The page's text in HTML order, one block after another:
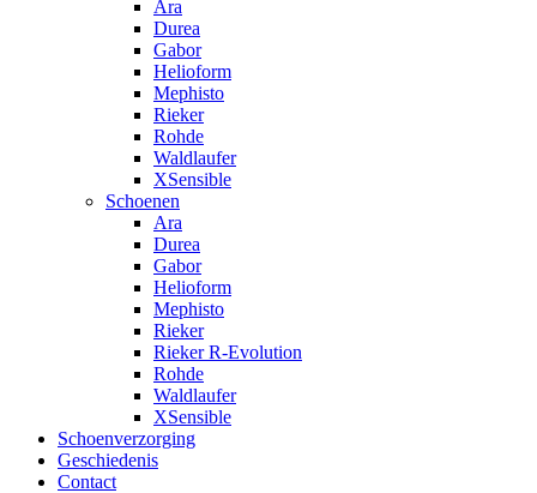
Ara
Durea
Gabor
Helioform
Mephisto
Rieker
Rohde
Waldlaufer
XSensible
Schoenen
Ara
Durea
Gabor
Helioform
Mephisto
Rieker
Rieker R-Evolution
Rohde
Waldlaufer
XSensible
Schoenverzorging
Geschiedenis
Contact